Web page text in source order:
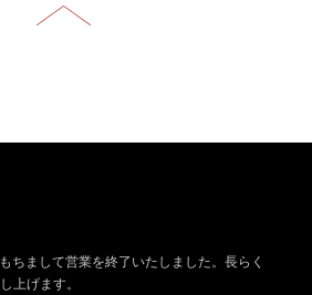
ちまして営業を終了いたしました。長らく
上げます。